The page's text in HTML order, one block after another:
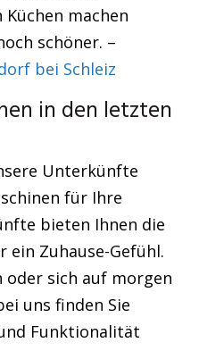
machen
schöner. –
bei Schleiz
in den letzten
Unterkünfte
für Ihre
bieten Ihnen die
Zuhause-Gefühl.
oder sich auf morgen
uns finden Sie
Funktionalität